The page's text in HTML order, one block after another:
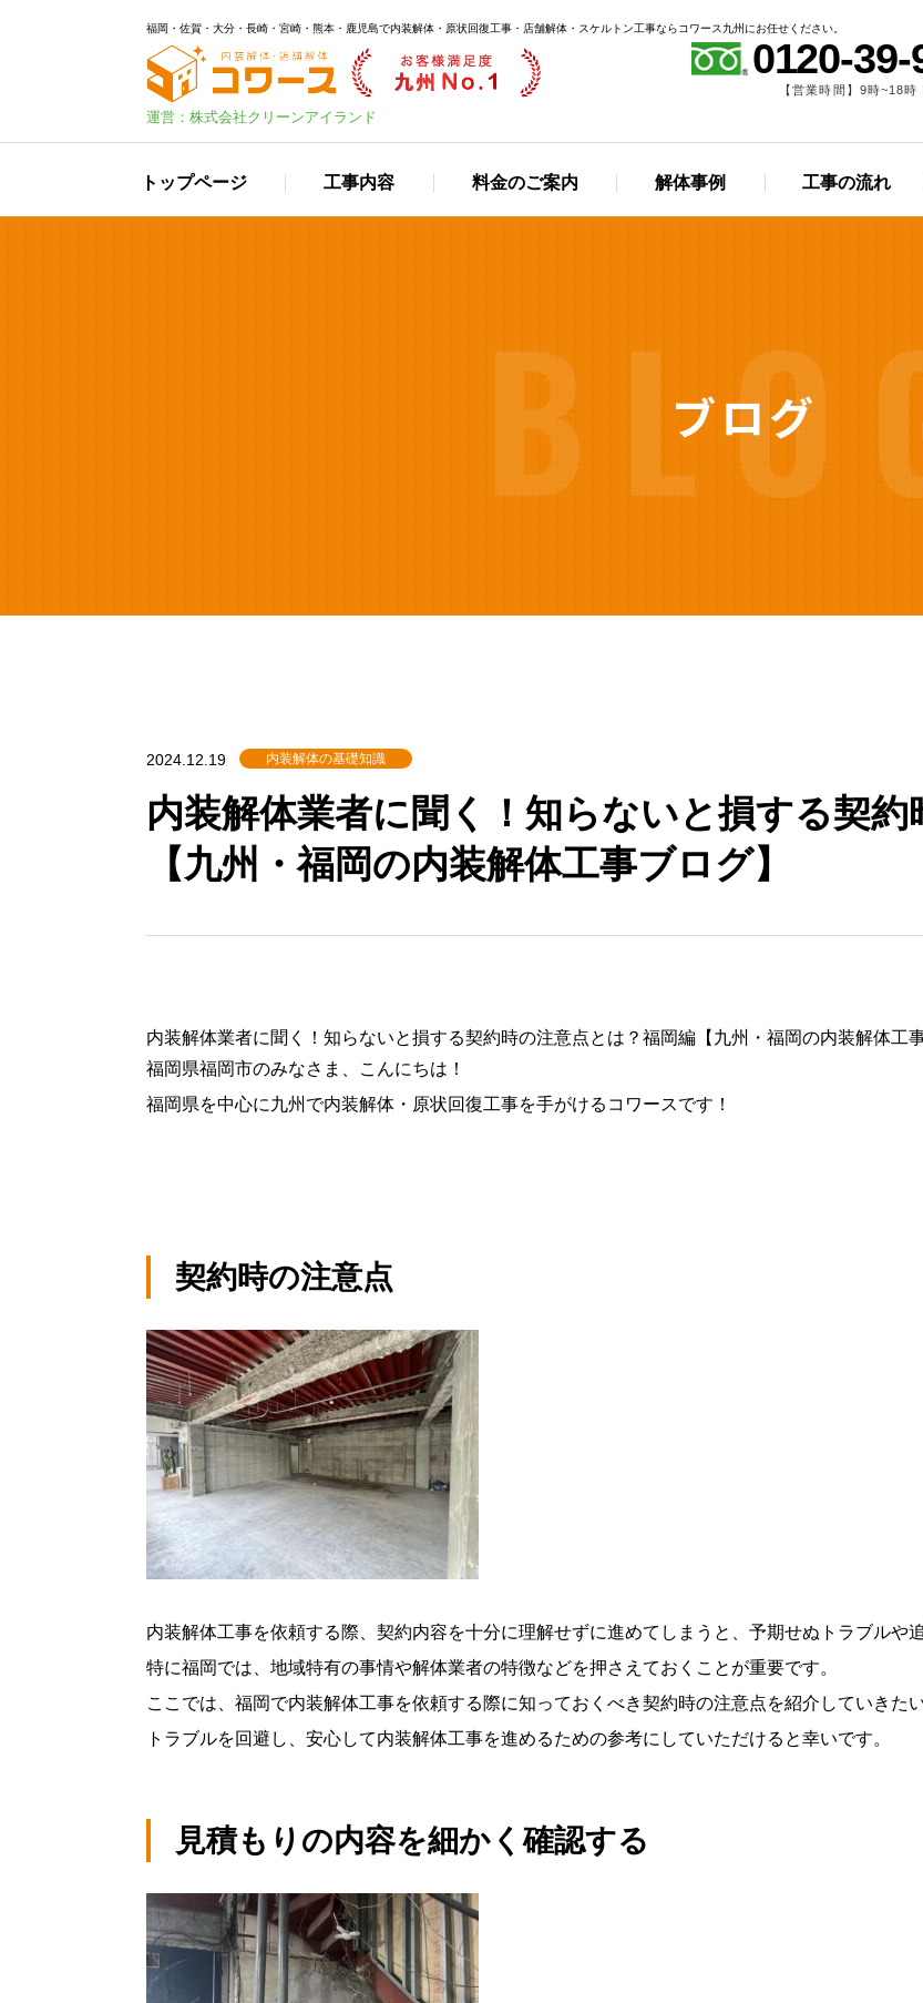
福岡・佐賀・大分・長崎・宮崎・熊本・鹿児島で内装解体・原状回復工事・店舗解体・スケルトン工事ならコワース九州にお任せください。
運営：株式会社クリーンアイランド
トップページ 工事内容 料金のご案内 解体事例 工事の流れ
0120-39-
【営業時間】9時~18時
ブログ
2024.12.19 内装解体の基礎知識
内装解体業者に聞く！知らないと損する契
【九州・福岡の内装解体工事ブログ】
内装解体業者に聞く！知らないと損する契約時の注意点とは？福岡編【九州・福岡の内装解体工事
福岡県福岡市のみなさま、こんにちは！
福岡県を中心に九州で内装解体・原状回復工事を手がけるコワースです！
契約時の注意点
内装解体工事を依頼する際、契約内容を十分に理解せずに進めてしまうと、予期せぬトラブルや
特に福岡では、地域特有の事情や解体業者の特徴などを押さえておくことが重要です。
ここでは、福岡で内装解体工事を依頼する際に知っておくべき契約時の注意点を紹介していきた
トラブルを回避し、安心して内装解体工事を進めるための参考にしていただけると幸いです。
見積もりの内容を細かく確認する